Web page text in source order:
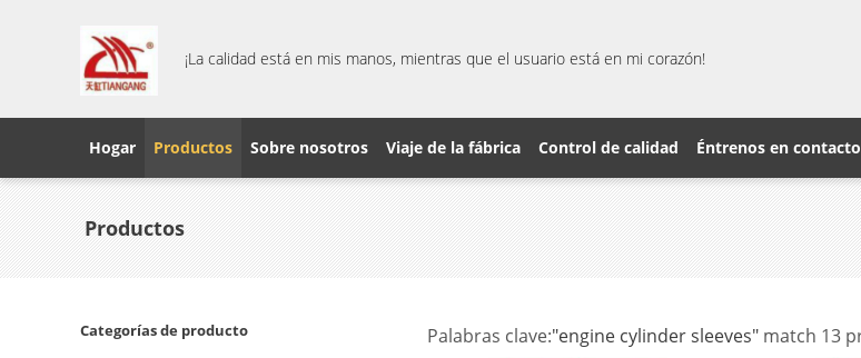
¡La calidad está en mis manos, mientras que el usuario está en mi corazón!
Hogar Productos Sobre nosotros Viaje de la fábrica Control de calidad Éntrenos en
Productos
Categorías de producto Palabras clave:"engine cylinder sleeves" match 13